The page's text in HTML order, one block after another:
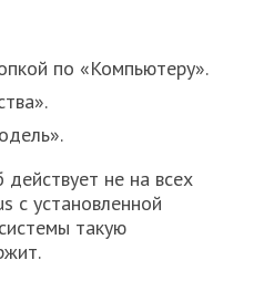
по «Компьютеру».
не на всех
с установленной
такую